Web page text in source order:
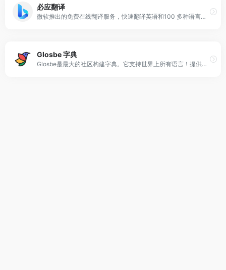
必应翻译
微软推出的免费在线翻译服务，快速翻译英语和100 多种语言之间的字词和短语。
Glosbe 字典
Glosbe是最大的社区构建字典。它支持世界上所有语言！提供带有上下文翻译的免费词典。